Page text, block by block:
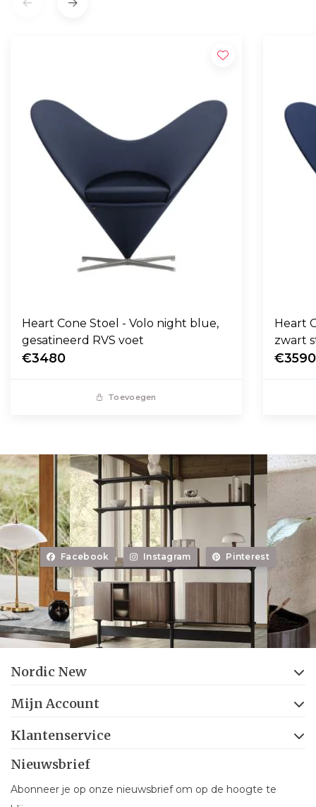
Heart Cone Stoel - Volo night blue,
gesatineerd RVS voet
€3480
Toevoegen
Heart
zwart
€3590
Facebook Instagram Pinterest
Nordic New
Mijn Account
Klantenservice
Nieuwsbrief
Abonneer je op onze nieuwsbrief om op de hoogte te